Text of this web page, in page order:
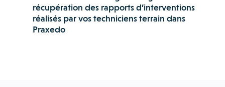
récupération des rapports d’interventions
réalisés par vos techniciens terrain dans
Praxedo